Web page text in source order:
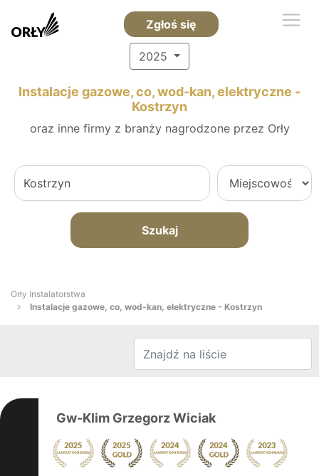
Zgłoś się
2025
Instalacje gazowe, co, wod-kan, elektryczne -
Kostrzyn
oraz inne firmy z branży nagrodzone przez Orły
Szukaj
Orły Instalatorstwa
Instalacje gazowe, co, wod-kan, elektryczne - Kostrzyn
Gw-Klim Grzegorz Wiciak